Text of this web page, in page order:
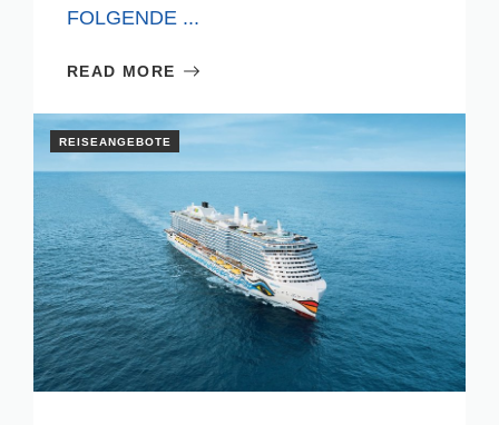
FOLGENDE ...
READ MORE
REISEANGEBOTE